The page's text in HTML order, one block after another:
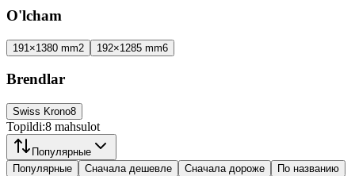
O'lcham
191×1380 mm2 192×1285 mm6
Brendlar
Swiss Krono8
Topildi:8 mahsulot
Популярные
Популярные
Сначала дешевле Сначала дороже По названию